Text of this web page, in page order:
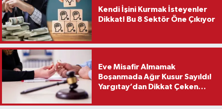
Kendi İşini Kurmak İsteyenler
Dikkat! Bu 8 Sektör Öne Çıkıyor
Eve Misafir Almamak
Boşanmada Ağır Kusur Sayıldı!
Yargıtay’dan Dikkat Çeken